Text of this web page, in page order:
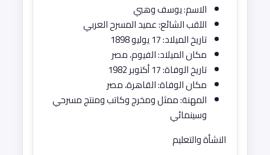
الاسم: يوسف وهبي
اللقب الشائع: عميد المسرح العربي
تاريخ الميلاد: 17 يوليو 1898
مكان الميلاد: الفيوم، مصر
تاريخ الوفاة: 17 أكتوبر 1982
مكان الوفاة: القاهرة، مصر
المهنة: ممثل ومخرج وكاتب ومنتج مسرحي
وسينمائي
النشأة والتعليم